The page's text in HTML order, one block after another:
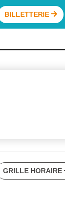
BILLETTERIE
GRILLE HORAIRE